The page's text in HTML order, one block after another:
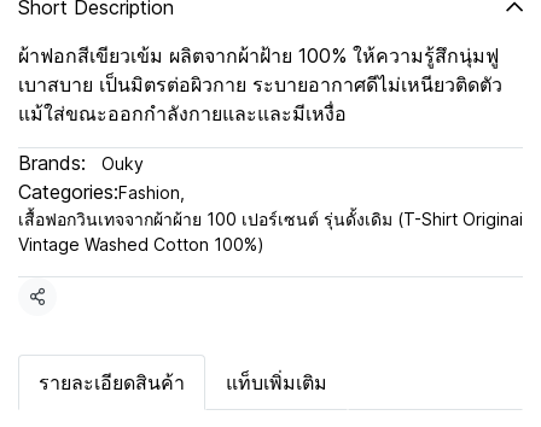
Short Description
ผ้าฟอกสีเขียวเข้ม ผลิตจากผ้าฝ้าย 100% ให้ความรู้สึกนุ่มฟู
เบาสบาย เป็นมิตรต่อผิวกาย ระบายอากาศดีไม่เหนียวติดตัว
แม้ใส่ขณะออกกำลังกายและและมีเหงื่อ
Brands: Ouky
Categories:Fashion
เสื้อฟอกวินเทจจากผ้าผ้าย 100 เปอร์เซนต์ รุ่นดั้งเดิม (T-Shirt Originai
Vintage Washed Cotton 100%)
Share
รายละเอียดสินค้า แท็บเพิ่มเติม